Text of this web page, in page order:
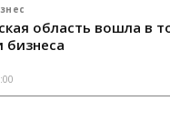
область вошла в
бизнеса